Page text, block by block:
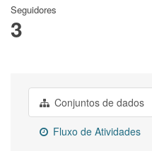
Seguidores
3
Conjuntos de dados
Fluxo de Atividades